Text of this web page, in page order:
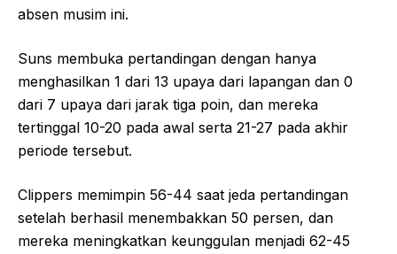
absen musim ini.
Suns membuka pertandingan dengan hanya
menghasilkan 1 dari 13 upaya dari lapangan dan 0
dari 7 upaya dari jarak tiga poin, dan mereka
tertinggal 10-20 pada awal serta 21-27 pada akhir
periode tersebut.
Clippers memimpin 56-44 saat jeda pertandingan
setelah berhasil menembakkan 50 persen, dan
mereka meningkatkan keunggulan menjadi 62-45